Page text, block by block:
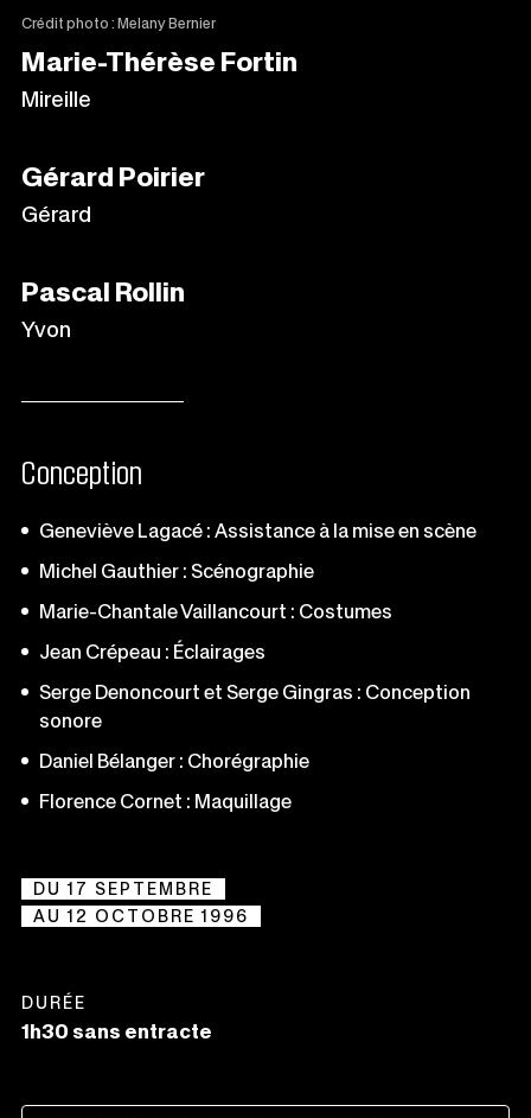
Crédit photo : Melany Bernier
Marie-Thérèse Fortin
Mireille
Gérard Poirier
Gérard
Pascal Rollin
Yvon
Conception
Geneviève Lagacé : Assistance à la mise en scène
Michel Gauthier : Scénographie
Marie-Chantale Vaillancourt : Costumes
Jean Crépeau : Éclairages
Serge Denoncourt et Serge Gingras : Conception
sonore
Daniel Bélanger : Chorégraphie
Florence Cornet : Maquillage
DU 17 SEPTEMBRE
AU 12 OCTOBRE 1996
DURÉE
1h30 sans entracte